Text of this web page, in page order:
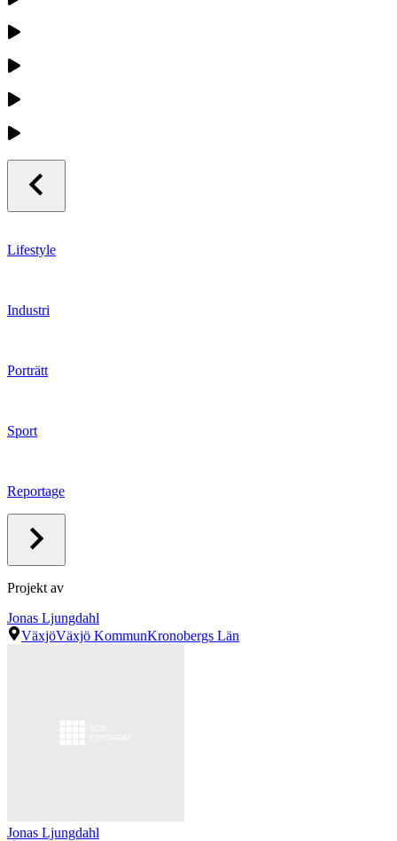
Lifestyle
Industri
Porträtt
Sport
Reportage
Projekt av
Jonas Ljungdahl
VäxjöVäxjö KommunKronobergs Län
Jonas Ljungdahl